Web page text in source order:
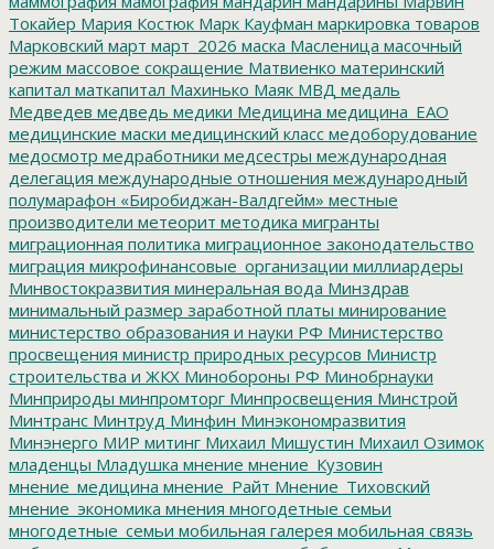
Токайер Мария Костюк Марк Кауфман маркировка товаров
Марковский март март_2026 маска Масленица масочный
режим массовое сокращение Матвиенко материнский
капитал маткапитал Махинько Маяк МВД медаль
Медведев медведь медики Медицина медицина_ЕАО
медицинские маски медицинский класс медоборудование
медосмотр медработники медсестры международная
делегация международные отношения международный
полумарафон «Биробиджан-Валдгейм» местные
производители метеорит методика мигранты
миграционная политика миграционное законодательство
миграция микрофинансовые_организации миллиардеры
Минвостокразвития минеральная вода Минздрав
минимальный размер заработной платы минирование
министерство образования и науки РФ Министерство
просвещения министр природных ресурсов Министр
строительства и ЖКХ Минобороны РФ Минобрнауки
Минприроды минпромторг Минпросвещения Минстрой
Минтранс Минтруд Минфин Минэкономразвития
Минэнерго МИР митинг Михаил Мишустин Михаил Озимок
младенцы Младушка мнение мнение_Кузовин
мнение_медицина мнение_Райт Мнение_Тиховский
мнение_экономика мнения многодетные семьи
многодетные_семьи мобильная галерея мобильная связь